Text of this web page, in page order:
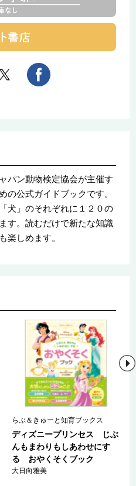
パン動物検定協会が主催す
の公式ガイドブックです。
犬」のそれぞれに１２０の
す。読むだけで新たな知識
楽しめます。
らぶ＆きゅーと知育ブックス
ディズニープリンセス じぶ
んもまわりもしあわせにす
る おやくそくブック
大日向雅美